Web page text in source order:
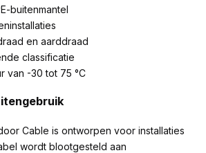
buitenmantel
en aarddraad
classificatie
van -30 tot 75 °C
Cable is ontworpen voor installaties
wordt blootgesteld aan